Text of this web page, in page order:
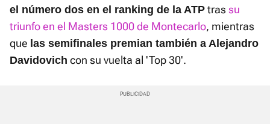
el número dos en el ranking de la ATP trassu
triunfo en el Masters 1000 de Montecarlo, mientras
que las semifinales premian también a Alejandro
Davidovich con su vuelta al 'Top 30'.